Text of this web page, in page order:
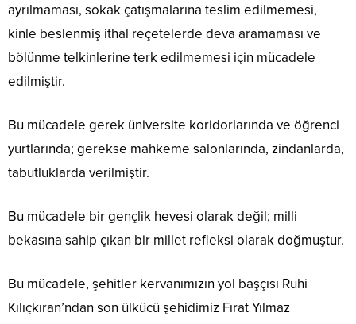
ayrılmaması, sokak çatışmalarına teslim edilmemesi,
kinle beslenmiş ithal reçetelerde deva aramaması ve
bölünme telkinlerine terk edilmemesi için mücadele
edilmiştir.
Bu mücadele gerek üniversite koridorlarında ve öğrenci
yurtlarında; gerekse mahkeme salonlarında, zindanlarda,
tabutluklarda verilmiştir.
Bu mücadele bir gençlik hevesi olarak değil; milli
bekasına sahip çıkan bir millet refleksi olarak doğmuştur.
Bu mücadele, şehitler kervanımızın yol başçısı Ruhi
Kılıçkıran’ndan son ülkücü şehidimiz Fırat Yılmaz